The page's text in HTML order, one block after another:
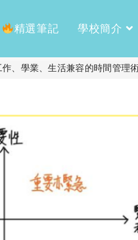
精選筆記 學校簡介
作、學業、生活兼容的時間管理